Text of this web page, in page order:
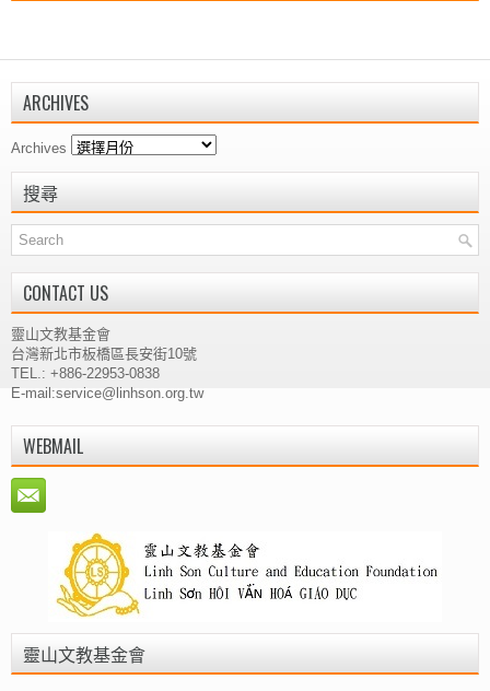
ARCHIVES
Archives
搜尋
CONTACT US
靈山文教基金會
台灣新北市板橋區長安街10號
TEL.: +886-22953-0838
E-mail:service@linhson.org.tw
WEBMAIL
靈山文教基金會